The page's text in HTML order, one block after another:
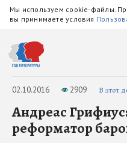
Мы используем cookie-файлы.
вы принимаете условия
02.10.2016 2909 В этот
Андреас
реформатор